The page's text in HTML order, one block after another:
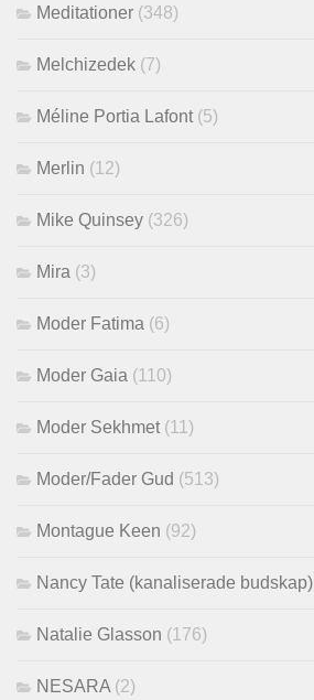
Meditationer (348)
Melchizedek (7)
Méline Portia Lafont (5)
Merlin (12)
Mike Quinsey (326)
Mira (3)
Moder Fatima (6)
Moder Gaia (110)
Moder Sekhmet (11)
Moder/Fader Gud (513)
Montague Keen (92)
Nancy Tate (kanaliserade budskap)
Natalie Glasson (176)
NESARA (2)